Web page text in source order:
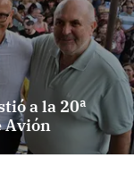
a la 20ª
Avión